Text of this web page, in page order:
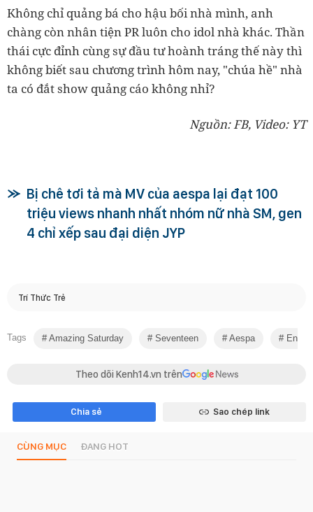
Không chỉ quảng bá cho hậu bối nhà mình, anh
chàng còn nhân tiện PR luôn cho idol nhà khác. Thần
thái cực đỉnh cùng sự đầu tư hoành tráng thế này thì
không biết sau chương trình hôm nay, "chúa hề" nhà
ta có đắt show quảng cáo không nhỉ?
Nguồn: FB, Video: YT
Bị chê tơi tả mà MV của aespa lại đạt 100
triệu views nhanh nhất nhóm nữ nhà SM, gen
4 chỉ xếp sau đại diện JYP
Trí Thức Trẻ
Tags Amazing Saturday Seventeen Aespa
Theo dõi Kenh14.vn trên
Chia sẻ Sao chép link
CÙNG MỤC ĐANG HOT